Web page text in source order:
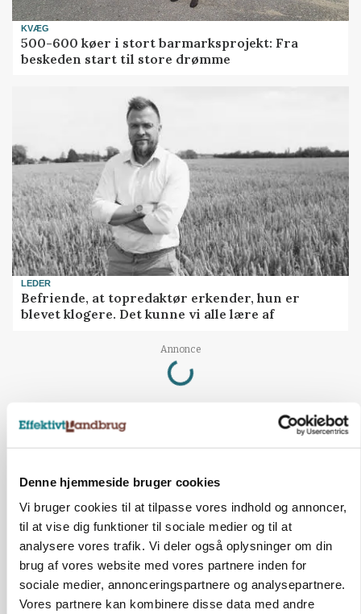
Denne hjemmeside bruger cookies
Vi bruger cookies til at tilpasse vores indhold og annoncer,
til at vise dig funktioner til sociale medier og til at
analysere vores trafik. Vi deler også oplysninger om din
brug af vores website med vores partnere inden for
sociale medier, annonceringspartnere og analysepartnere.
Vores partnere kan kombinere disse data med andre
KVÆG
500-600 køer i stort barmarksprojekt: Fra
beskeden start til store drømme
LEDER
Befriende, at topredaktør erkender, hun er
blevet klogere. Det kunne vi alle lære af
Annonce
Loading...